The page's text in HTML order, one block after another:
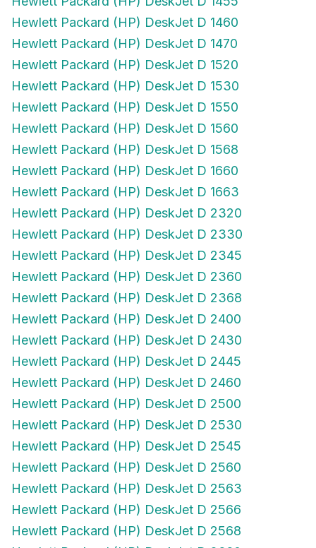
Hewlett Packard (HP) DeskJet D 1460
Hewlett Packard (HP) DeskJet D 1470
Hewlett Packard (HP) DeskJet D 1520
Hewlett Packard (HP) DeskJet D 1530
Hewlett Packard (HP) DeskJet D 1550
Hewlett Packard (HP) DeskJet D 1560
Hewlett Packard (HP) DeskJet D 1568
Hewlett Packard (HP) DeskJet D 1660
Hewlett Packard (HP) DeskJet D 1663
Hewlett Packard (HP) DeskJet D 2320
Hewlett Packard (HP) DeskJet D 2330
Hewlett Packard (HP) DeskJet D 2345
Hewlett Packard (HP) DeskJet D 2360
Hewlett Packard (HP) DeskJet D 2368
Hewlett Packard (HP) DeskJet D 2400
Hewlett Packard (HP) DeskJet D 2430
Hewlett Packard (HP) DeskJet D 2445
Hewlett Packard (HP) DeskJet D 2460
Hewlett Packard (HP) DeskJet D 2500
Hewlett Packard (HP) DeskJet D 2530
Hewlett Packard (HP) DeskJet D 2545
Hewlett Packard (HP) DeskJet D 2560
Hewlett Packard (HP) DeskJet D 2563
Hewlett Packard (HP) DeskJet D 2566
Hewlett Packard (HP) DeskJet D 2568
Hewlett Packard (HP) DeskJet D 2660